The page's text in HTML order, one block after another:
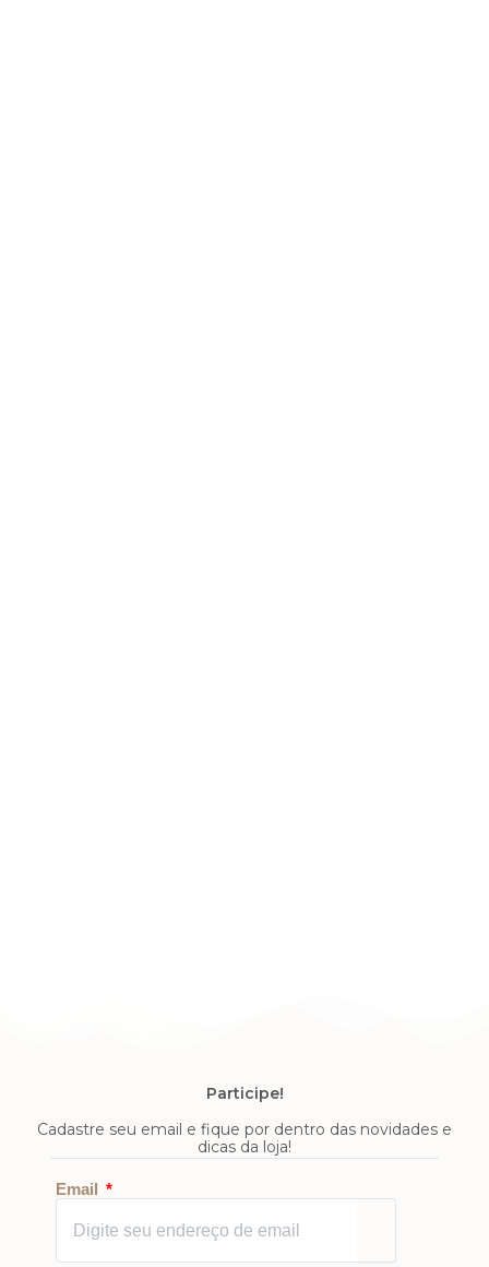
Participe!
Cadastre seu email e fique por dentro das novidades e
dicas da loja!
Email